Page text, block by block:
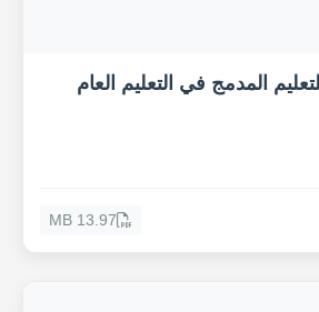
المدمج في التعليم العام
13.97 MB